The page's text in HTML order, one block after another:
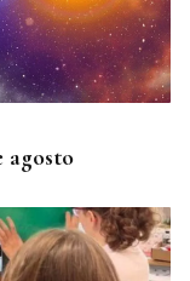
agosto